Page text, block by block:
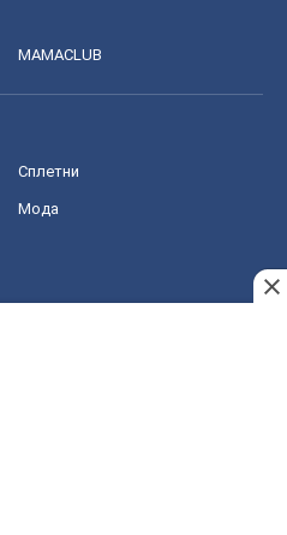
MAMACLUB
Сплетни
Мода